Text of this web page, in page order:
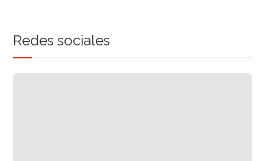
Redes sociales